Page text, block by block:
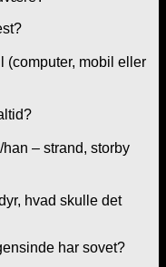
(computer, mobil eller
– strand, storby
hvad skulle det
har sovet?